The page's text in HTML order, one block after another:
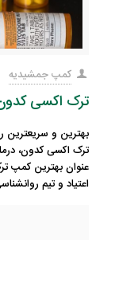
کمپ جمشیدیه
ترک اکسی
بهترین و
ترک اکسی کدون،
عنوان بهترین کمپ
اعتیاد و تیم